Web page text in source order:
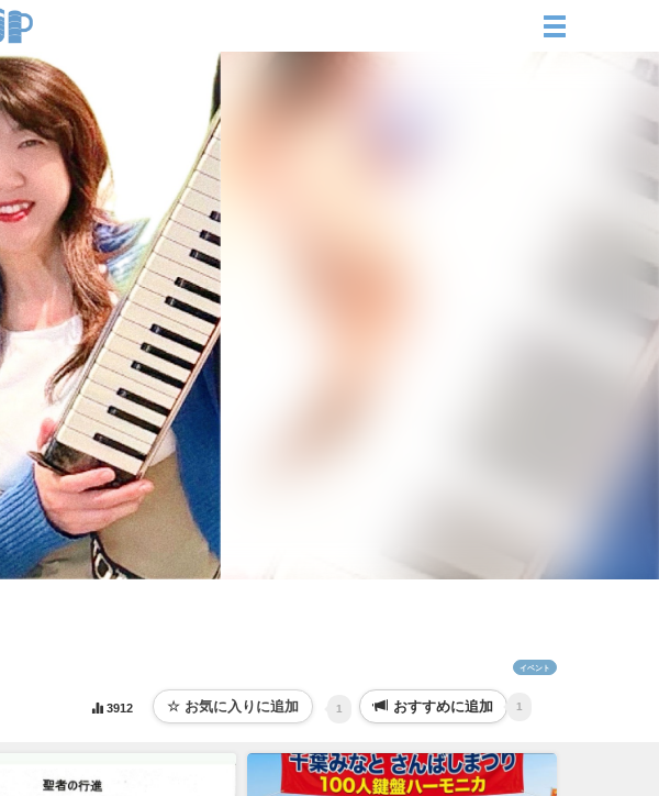
イベント
3912 1 おすすめに追加 1